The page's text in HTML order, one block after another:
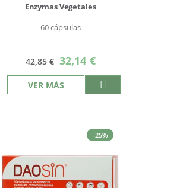
Enzymas Vegetales
60 cápsulas
42,85 € Precio
especial
32,14 €
VER MÁS
-25%